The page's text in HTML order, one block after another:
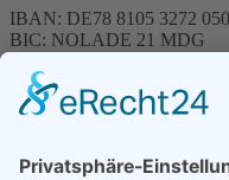
IBAN: DE78 8105 3272
BIC: NOLADE 21 MDG
Spenden können steuerlich